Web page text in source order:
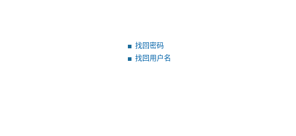
找回密码
找回用户名